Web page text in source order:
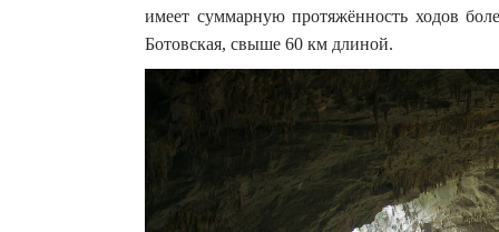
имеет суммарную протяжённость ходов
Ботовская, свыше 60 км длиной.